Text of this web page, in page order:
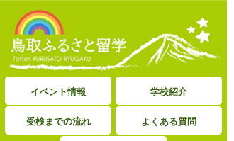
イベント情報 学校紹介
受検までの流れ よくある質問